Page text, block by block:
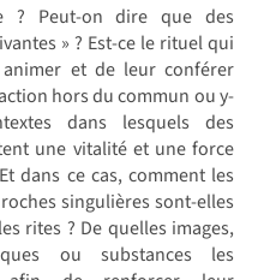
? Peut-on dire que des
» ? Est-ce le rituel qui
et de leur conférer
hors du commun ou y-
dans lesquels des
une vitalité et une force
dans ce cas, comment les
singulières sont-elles
rites ? De quelles images,
ou substances les